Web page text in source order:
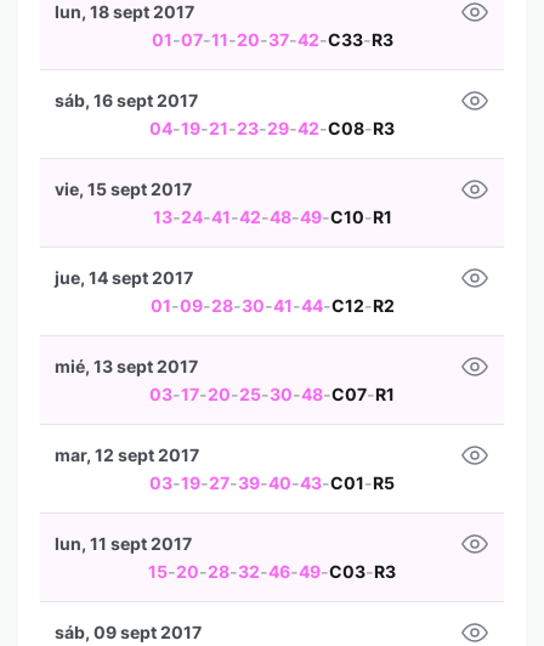
01-07-11-20-37-42-C33-R3
lun, 18 sept 2017
04-19-21-23-29-42-C08-R3
sáb, 16 sept 2017
13-24-41-42-48-49-C10-R1
vie, 15 sept 2017
01-09-28-30-41-44-C12-R2
jue, 14 sept 2017
03-17-20-25-30-48-C07-R1
mié, 13 sept 2017
03-19-27-39-40-43-C01-R5
mar, 12 sept 2017
15-20-28-32-46-49-C03-R3
lun, 11 sept 2017
sáb, 09 sept 2017